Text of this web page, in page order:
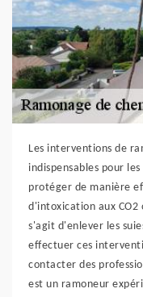
Les interventions de
indispensables pour
protéger de manière
d'intoxication aux CO2
s'agit d'enlever les
effectuer ces
contacter des
est un ramoneur